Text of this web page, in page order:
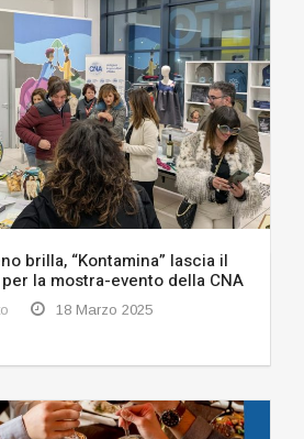
brilla, “Kontamina” lascia il
la mostra-evento della CNA
18 Marzo 2025